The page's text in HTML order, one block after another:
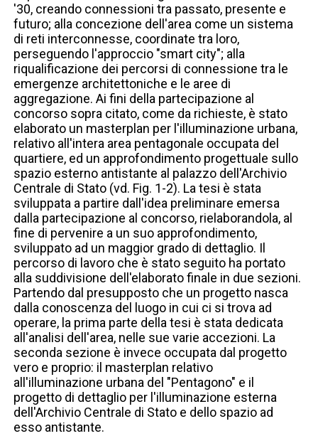
'30, creando connessioni tra passato, presente e
futuro; alla concezione dell'area come un sistema
di reti interconnesse, coordinate tra loro,
perseguendo l'approccio "smart city"; alla
riqualificazione dei percorsi di connessione tra le
emergenze architettoniche e le aree di
aggregazione. Ai fini della partecipazione al
concorso sopra citato, come da richieste, è stato
elaborato un masterplan per l'illuminazione urbana,
relativo all'intera area pentagonale occupata del
quartiere, ed un approfondimento progettuale sullo
spazio esterno antistante al palazzo dell'Archivio
Centrale di Stato (vd. Fig. 1-2). La tesi è stata
sviluppata a partire dall'idea preliminare emersa
dalla partecipazione al concorso, rielaborandola, al
fine di pervenire a un suo approfondimento,
sviluppato ad un maggior grado di dettaglio. Il
percorso di lavoro che è stato seguito ha portato
alla suddivisione dell'elaborato finale in due sezioni.
Partendo dal presupposto che un progetto nasca
dalla conoscenza del luogo in cui ci si trova ad
operare, la prima parte della tesi è stata dedicata
all'analisi dell'area, nelle sue varie accezioni. La
seconda sezione è invece occupata dal progetto
vero e proprio: il masterplan relativo
all'illuminazione urbana del "Pentagono" e il
progetto di dettaglio per l'illuminazione esterna
dell'Archivio Centrale di Stato e dello spazio ad
esso antistante.